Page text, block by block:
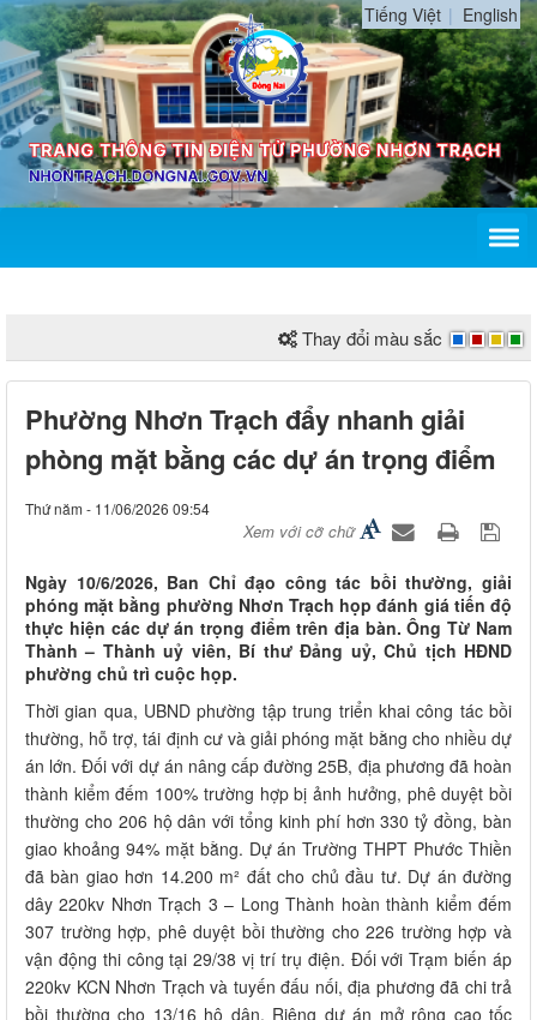
Tiếng Việt English
Thay đổi màu sắc
Phường Nhơn Trạch đẩy nhanh giải
phòng mặt bằng các dự án trọng điểm
Thứ năm - 11/06/2026 09:54
Xem với cỡ chữ
Ngày 10/6/2026, Ban Chỉ đạo công tác bồi thường, giải
phóng mặt bằng phường Nhơn Trạch họp đánh giá tiến độ
thực hiện các dự án trọng điểm trên địa bàn. Ông Từ Nam
Thành – Thành uỷ viên, Bí thư Đảng uỷ, Chủ tịch HĐND
phường chủ trì cuộc họp.
Thời gian qua, UBND phường tập trung triển khai công tác bồi
thường, hỗ trợ, tái định cư và giải phóng mặt bằng cho nhiều dự
án lớn. Đối với dự án nâng cấp đường 25B, địa phương đã hoàn
thành kiểm đếm 100% trường hợp bị ảnh hưởng, phê duyệt bồi
thường cho 206 hộ dân với tổng kinh phí hơn 330 tỷ đồng, bàn
giao khoảng 94% mặt bằng. Dự án Trường THPT Phước Thiền
đã bàn giao hơn 14.200 m² đất cho chủ đầu tư. Dự án đường
dây 220kv Nhơn Trạch 3 – Long Thành hoàn thành kiểm đếm
307 trường hợp, phê duyệt bồi thường cho 226 trường hợp và
vận động thi công tại 29/38 vị trí trụ điện. Đối với Trạm biến áp
220kv KCN Nhơn Trạch và tuyến đấu nối, địa phương đã chi trả
bồi thường cho 13/16 hộ dân. Riêng dự án mở rộng cao tốc